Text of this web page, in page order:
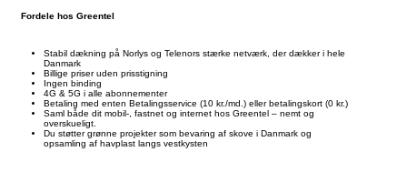
Fordele hos Greentel
Stabil dækning på Norlys og Telenors stærke netværk, der dækker i hele
Danmark
Billige priser uden prisstigning
Ingen binding
4G & 5G i alle abonnementer
Betaling med enten Betalingsservice (10 kr./md.) eller betalingskort (0 kr.)
Saml både dit mobil-, fastnet og internet hos Greentel – nemt og
overskueligt.
Du støtter grønne projekter som bevaring af skove i Danmark og
opsamling af havplast langs vestkysten